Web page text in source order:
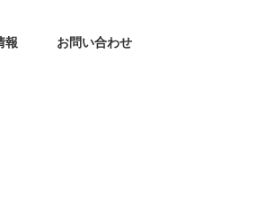
報 お問い合わせ